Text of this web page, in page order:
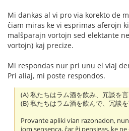
Mi dankas al vi pro via korekto de
ĉiam miras ke vi esprimas aferojn
malŝparajn vortojn sed elektante
vortojn) kaj precize.
Mi respondas nur pri unu el viaj
Pri aliaj, mi poste respondos.
(A) 私たちはラム酒を飲み、冗談を言
(B) 私たちはラム酒を飲んで、冗談
Provante apliki vian razonadon,
iom sensenca, ĉar ĝi pensigas, ke